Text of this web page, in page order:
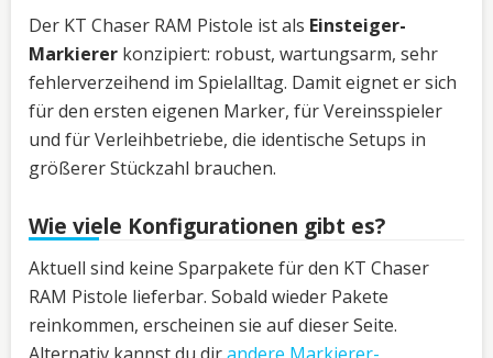
Der KT Chaser RAM Pistole ist als Einsteiger-
Markierer konzipiert: robust, wartungsarm, sehr
fehlerverzeihend im Spielalltag. Damit eignet er sich
für den ersten eigenen Marker, für Vereinsspieler
und für Verleihbetriebe, die identische Setups in
größerer Stückzahl brauchen.
Wie viele Konfigurationen gibt es?
Aktuell sind keine Sparpakete für den KT Chaser
RAM Pistole lieferbar. Sobald wieder Pakete
reinkommen, erscheinen sie auf dieser Seite.